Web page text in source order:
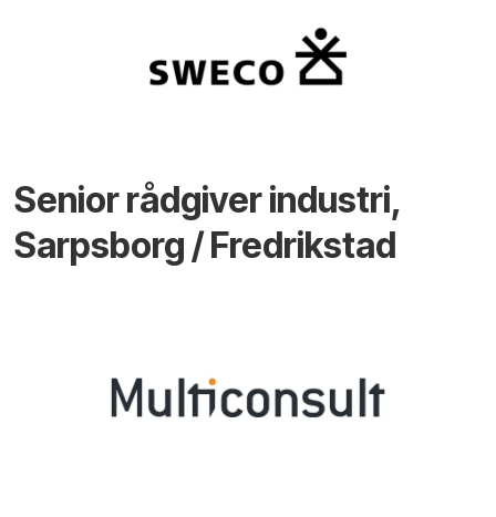
Senior rådgiver industri,
Sarpsborg / Fredrikstad